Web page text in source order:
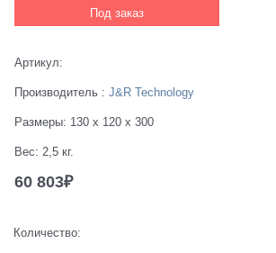
Под заказ
Артикул:
Производитель : J&R Technology
Размеры: 130 x 120 x 300
Вес: 2,5 кг.
60 803₽
Количество: